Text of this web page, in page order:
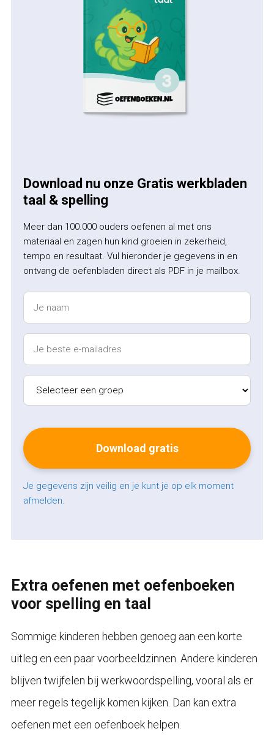
Download nu onze Gratis werkbladen
taal & spelling
Meer dan 100.000 ouders oefenen al met ons
materiaal en zagen hun kind groeien in zekerheid,
tempo en resultaat. Vul hieronder je gegevens in en
ontvang de oefenbladen direct als PDF in je mailbox.
Je gegevens zijn veilig en je kunt je op elk moment
afmelden.
Extra oefenen met oefenboeken
voor spelling en taal
Sommige kinderen hebben genoeg aan een korte
uitleg en een paar voorbeeldzinnen. Andere kinderen
blijven twijfelen bij werkwoordspelling, vooral als er
meer regels tegelijk komen kijken. Dan kan extra
oefenen met een oefenboek helpen.